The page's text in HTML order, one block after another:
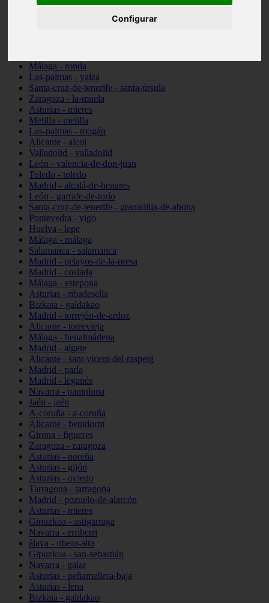
Configurar
Málaga - ronda
Las-palmas - yaiza
Santa-cruz-de-tenerife - santa-úrsula
Zaragoza - la-muela
Asturias - mieres
Melilla - melilla
Las-palmas - mogán
Alicante - alcoi
Valladolid - valladolid
León - valencia-de-don-juan
Toledo - toledo
Madrid - alcalá-de-henares
León - garrafe-de-torío
Santa-cruz-de-tenerife - granadilla-de-abona
Pontevedra - vigo
Huelva - lepe
Málaga - málaga
Salamanca - salamanca
Madrid - pelayos-de-la-presa
Madrid - coslada
Málaga - estepona
Asturias - ribadesella
Bizkaia - galdakao
Madrid - torrejón-de-ardoz
Alicante - torrevieja
Málaga - benalmádena
Madrid - algete
Alicante - sant-vicent-del-raspeig
Madrid - parla
Madrid - leganés
Navarra - pamplona
Jaén - jaén
A-coruña - a-coruña
Alicante - benidorm
Girona - figueres
Zaragoza - zaragoza
Asturias - noreña
Asturias - gijón
Asturias - oviedo
Tarragona - tarragona
Madrid - pozuelo-de-alarcón
Asturias - mieres
Gipuzkoa - astigarraga
Navarra - erriberri
álava - ribera-alta
Gipuzkoa - san-sebastián
Navarra - galar
Asturias - peñamellera-baja
Asturias - lena
Bizkaia - galdakao